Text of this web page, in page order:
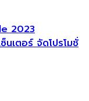
2023
เตอร์ จัดโปรโมชั่